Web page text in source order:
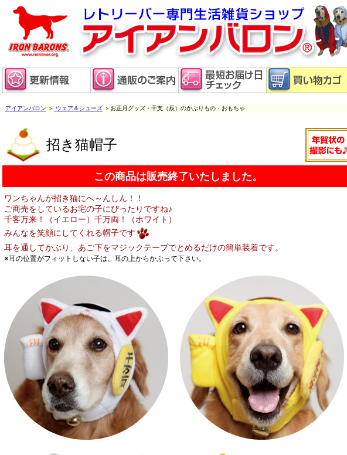
アイアンバロン ＞ ウェア＆シューズ ＞お正月グッズ・干支（辰）のかぶりもの・おもちゃ
招き猫帽子
この商品は販売終了いたしました。
ワンちゃんが招き猫にへ～んしん！！
ご商売をしているお宅の子にぴったりですね♪
千客万来！（イエロー）千万両！（ホワイト）
みんなを笑顔にしてくれる帽子です
耳を通してかぶり、あご下をマジックテープでとめるだけの簡単装着です。
※耳の位置がフィットしない子は、耳の上からかぶって下さい。